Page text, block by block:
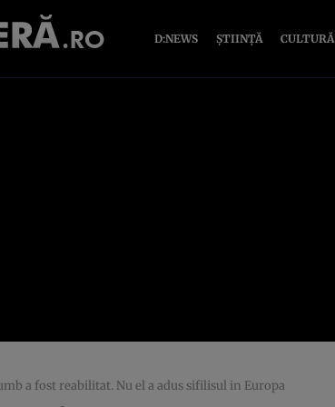
D:NEWS ȘTIINȚĂ CULTURĂ
a fost reabilitat. Nu el a adus sifilisul in Europa